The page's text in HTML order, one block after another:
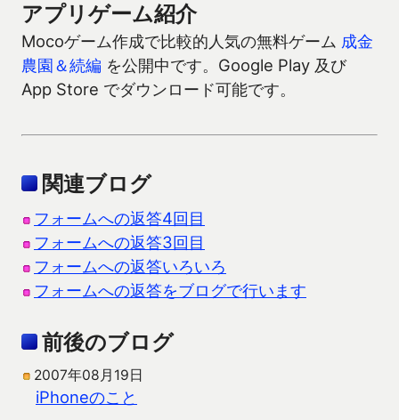
アプリゲーム紹介
Mocoゲーム作成で比較的人気の無料ゲーム 成金
農園＆続編 を公開中です。Google Play 及び
App Store でダウンロード可能です。
関連ブログ
フォームへの返答4回目
フォームへの返答3回目
フォームへの返答いろいろ
フォームへの返答をブログで行います
前後のブログ
2007年08月19日
iPhoneのこと